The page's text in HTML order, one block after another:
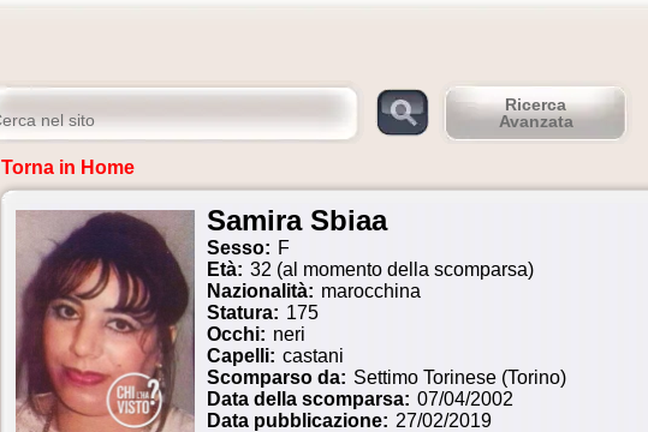
Ricerca
Avanzata
Torna in Home
Samira Sbiaa
Sesso: F
Età: 32 (al momento della scomparsa)
Nazionalità: marocchina
Statura: 175
Occhi: neri
Capelli: castani
Scomparso da: Settimo Torinese (Torino)
Data della scomparsa: 07/04/2002
Data pubblicazione: 27/02/2019